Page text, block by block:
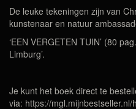
De leuke tekeningen zijn van
kunstenaar en natuur
‘EEN VERGETEN TUIN’ (80
Limburg’.
Je kunt het boek direct te
via: https://